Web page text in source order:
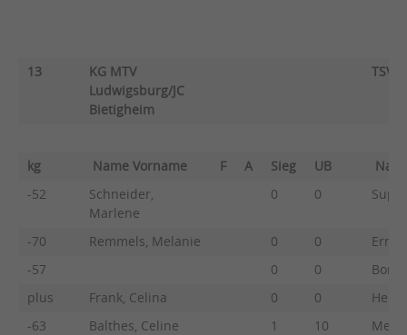
13
KG MTV
Ludwigsburg/JC
Bietigheim
TSV
kg Name Vorname F A Sieg UB
-52
Schneider,
Marlene
0 0
-70 Remmels, Melanie 0 0
-57
0 0
plus
Frank, Celina 0 0
-63
Balthes, Celine 1 10